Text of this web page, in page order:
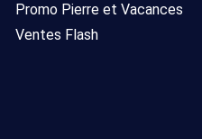
Promo Pierre et Vacances
Ventes Flash